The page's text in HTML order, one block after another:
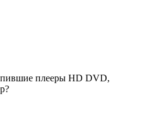
плееры HD DVD,